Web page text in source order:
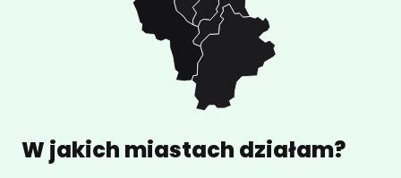
W jakich miastach działam?